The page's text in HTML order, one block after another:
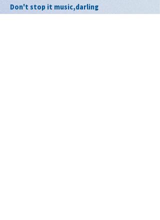
Don't stop it music,darling